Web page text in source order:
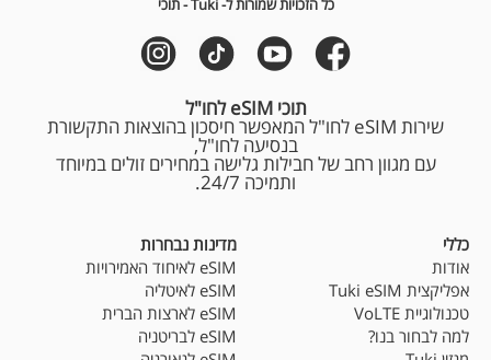
כל הזכויות שמורות ל- Tuki - תוכי
תוכי eSIM לחו"ל
שירות eSIM לחו"ל המאפשר חיסכון בהוצאות התקשורת
בנסיעה לחו"ל,
עם מגוון רחב של חבילות גלישה במחירים זולים במיוחד
ותמיכה 24/7.
כללי
אודות
אפליקצית Tuki eSIM
טכנולוגיית VoLTE
למה לבחור בנו?
מדינות נבחרות
eSIM לאיחוד האמירויות
eSIM לאיטליה
eSIM לארצות הברית
eSIM לבריטניה